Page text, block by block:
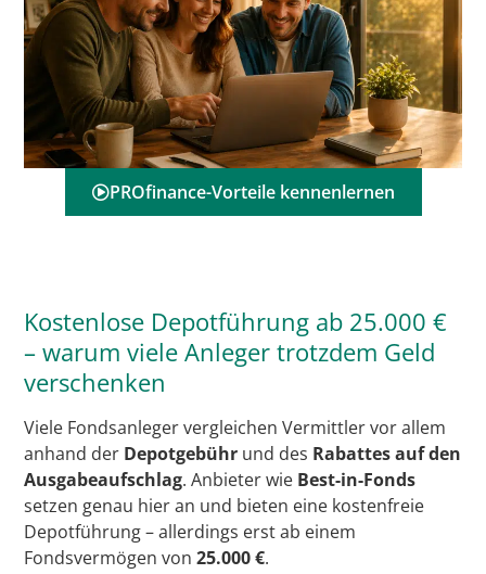
PROfinance-Vorteile kennenlernen
Kostenlose Depotführung ab 25.000 €
– warum viele Anleger trotzdem Geld
verschenken
Viele Fondsanleger vergleichen Vermittler vor allem
anhand der Depotgebühr und des Rabattes auf den
Ausgabeaufschlag. Anbieter wie Best-in-Fonds
setzen genau hier an und bieten eine kostenfreie
Depotführung – allerdings erst ab einem
Fondsvermögen von25.000 €.